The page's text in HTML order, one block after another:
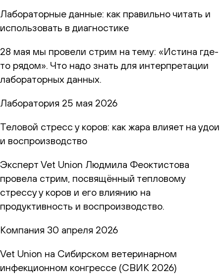
Лабораторные данные: как правильно читать и
использовать в диагностике
28 мая мы провели стрим на тему: «Истина где-
то рядом». Что надо знать для интерпретации
лабораторных данных.
Лаборатория 25 мая 2026
Теловой стресс у коров: как жара влияет на удои
и воспроизводство
Эксперт Vet Union Людмила Феоктистова
провела стрим, посвящённый тепловому
стрессу у коров и его влиянию на
продуктивность и воспроизводство.
Компания 30 апреля 2026
Vet Union на Сибирском ветеринарном
инфекционном конгрессе (СВИК 2026)